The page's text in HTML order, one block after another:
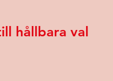
hållbara val